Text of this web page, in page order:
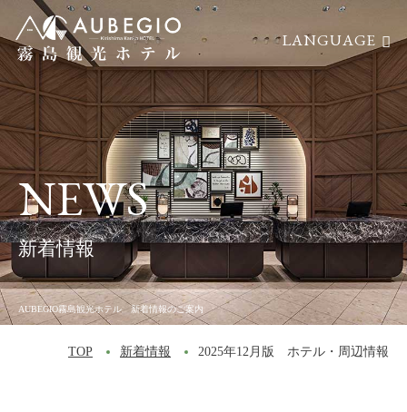
LANGUAGE
AUBEGIO霧島観光ホテル 新着情報のご案内
NEWS
新着情報
TOP 新着情報 2025年12月版 ホテル・周辺情報
航空券付
宿泊プラン
レンタカー付
宿泊プラン
SEARCH
TOP トップ
HOTSPRING 温泉
CUISINE
料理
- レストランNORM
- 夕食
- 朝食
GUESTROOM
客室